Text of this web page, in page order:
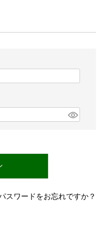
スワードをお忘れですか？